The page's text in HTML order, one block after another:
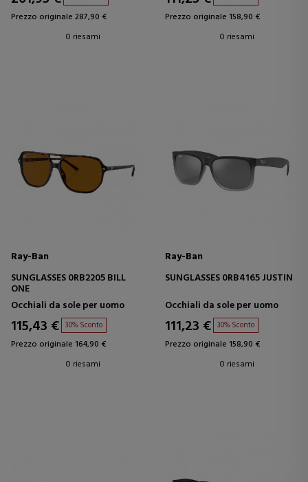
Prezzo originale 287,90 €
0 riesami
Prezzo originale 158,90 €
0 riesami
Ray-Ban
SUNGLASSES 0RB2205 BILL
ONE
Occhiali da sole per uomo
115,43 € 30% Sconto
Prezzo originale 164,90 €
0 riesami
Ray-Ban
SUNGLASSES 0RB4165 JUSTIN
Occhiali da sole per uomo
111,23 € 30% Sconto
Prezzo originale 158,90 €
0 riesami